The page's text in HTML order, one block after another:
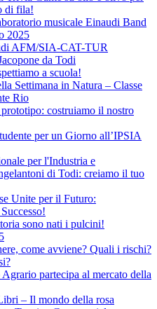
di fila!
musicale Einaudi Band
2025
AFM/SIA-CAT-TUR
da Todi
a scuola!
Settimana in Natura – Classe
Rio
costruiamo il nostro
per un Giorno all’IPSIA
per l'Industria e
di Todi: creiamo il tuo
Unite per il Futuro:
sono nati i pulcini!
come avviene? Quali i rischi?
partecipa al mercato della
– Il mondo della rosa